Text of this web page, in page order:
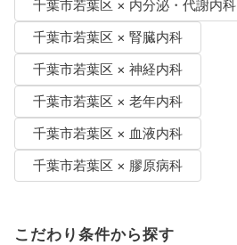
千葉市若葉区 × 内分泌・代謝内科
千葉市若葉区 × 腎臓内科
千葉市若葉区 × 神経内科
千葉市若葉区 × 老年内科
千葉市若葉区 × 血液内科
千葉市若葉区 × 膠原病科
こだわり条件から探す